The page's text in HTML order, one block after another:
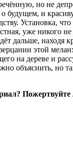
но не
будущем, и
Установка,
уже никого не
дальше, находя
этой
на дереве и
объяснить, но